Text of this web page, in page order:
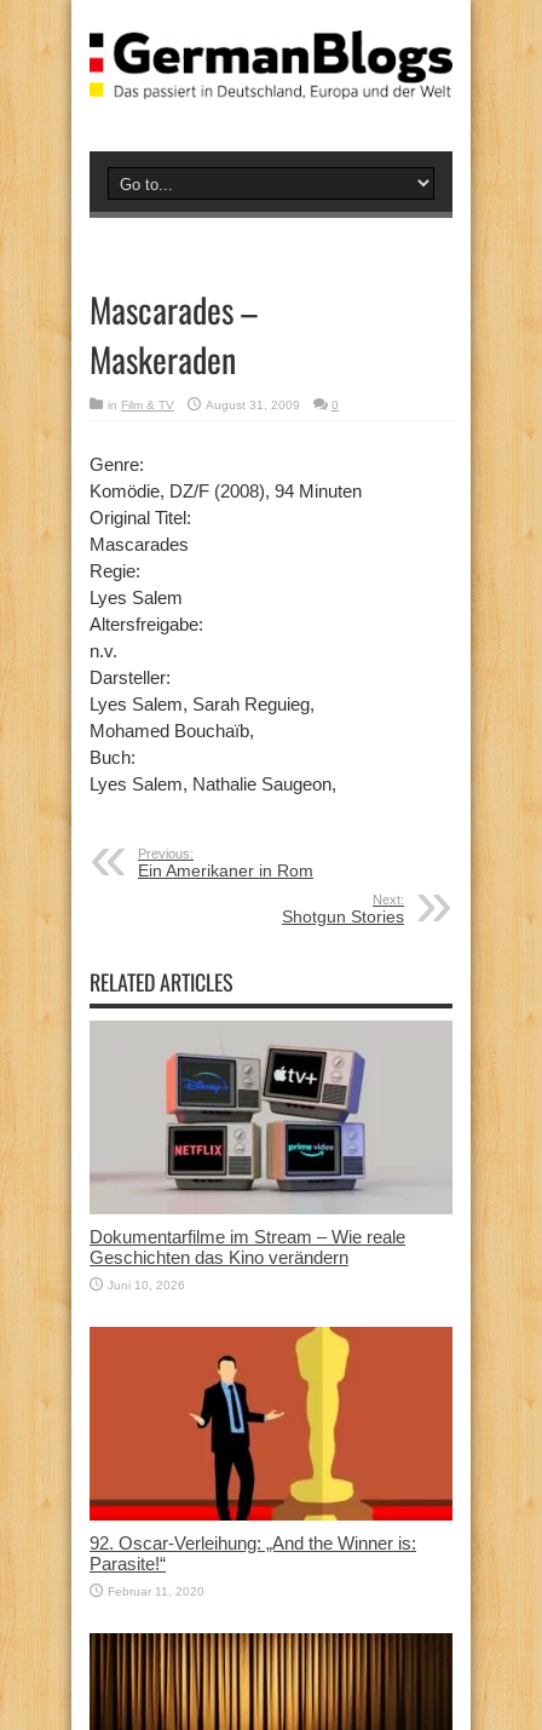
Mascarades –
Maskeraden
in Film & TV August 31, 2009 0
Genre:
Komödie, DZ/F (2008), 94 Minuten
Original Titel:
Mascarades
Regie:
Lyes Salem
Altersfreigabe:
n.v.
Darsteller:
Lyes Salem, Sarah Reguieg,
Mohamed Bouchaïb,
Buch:
Lyes Salem, Nathalie Saugeon,
Previous:
Ein Amerikaner in Rom
Next:
Shotgun Stories
RELATED ARTICLES
Dokumentarfilme im Stream – Wie reale
Geschichten das Kino verändern
Juni 10, 2026
92. Oscar-Verleihung: „And the Winner is:
Parasite!“
Februar 11, 2020